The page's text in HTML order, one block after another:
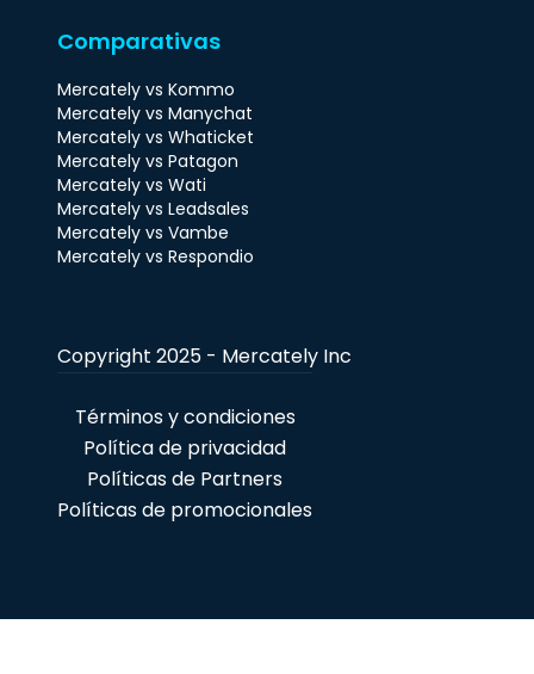
Comparativas
Mercately vs Kommo
Mercately vs Manychat
Mercately vs Whaticket
Mercately vs Patagon
Mercately vs Wati
Mercately vs Leadsales
Mercately vs Vambe
Mercately vs Respondio
Copyright 2025 - Mercately Inc
Términos y condiciones
Política de privacidad
Políticas de Partners
Políticas de promocionales